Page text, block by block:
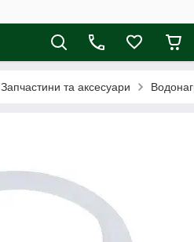
Запчастини та аксесуари